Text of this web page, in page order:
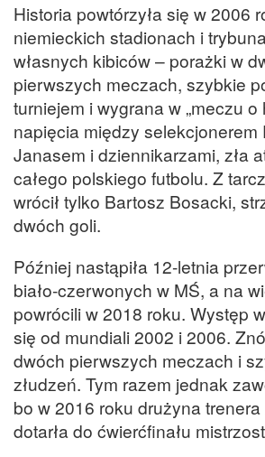
Historia powtórzyła się w 2006
niemieckich stadionach i
własnych kibiców – porażki w
pierwszych meczach, szybkie
turniejem i wygrana w „meczu o
napięcia między selekcjonerem
Janasem i dziennikarzami, zła
całego polskiego futbolu. Z
wrócił tylko Bartosz Bosacki,
dwóch goli.
Później nastąpiła 12-letnia
biało-czerwonych w MŚ, a na
powrócili w 2018 roku. Występ
się od mundiali 2002 i 2006.
dwóch pierwszych meczach i
złudzeń. Tym razem jednak
bo w 2016 roku drużyna
dotarła do ćwierćfinału